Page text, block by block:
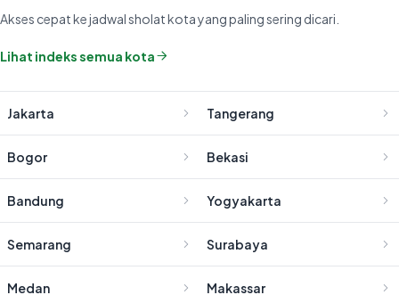
Akses cepat ke jadwal sholat kota yang paling sering dicari.
Lihat indeks semua kota
Jakarta Tangerang
Bogor Bekasi
Bandung Yogyakarta
Semarang Surabaya
Medan Makassar